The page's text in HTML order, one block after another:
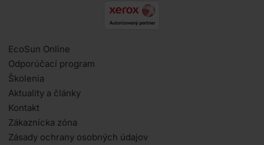
EcoSun Online
Odporúčací program
Školenia
Aktuality a články
Kontakt
Zákaznícka zóna
Zásady ochrany osobných údajov